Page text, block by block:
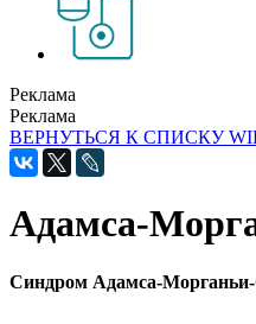
Реклама
Реклама
ВЕРНУТЬСЯ К СПИСКУ
Адамса-
Синдром Адамса-Морганьи-